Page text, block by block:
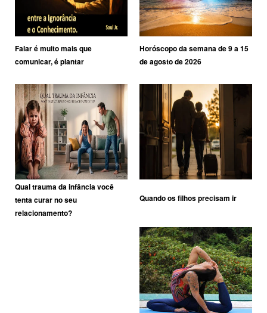
Falar é muito mais que
comunicar, é plantar
Horóscopo da semana de 9 a 15
de agosto de 2026
Qual trauma da infância você
tenta curar no seu
relacionamento?
Quando os filhos precisam ir